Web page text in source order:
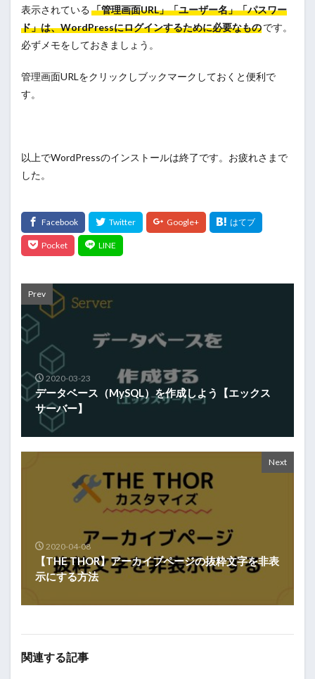
表示されている「管理画面URL」「ユーザー名」「パスワー
ド」は、WordPressにログインするために必要なものです。
必ずメモをしておきましょう。
管理画面URLをクリックしブックマークしておくと便利で
す。
以上でWordPressのインストールは終了です。お疲れさまで
した。
Prev
2020-03-23
データベース（MySQL）を作成しよう【エックス
サーバー】
Next
2020-04-08
【THE THOR】アーカイブページの抜粋文字を非表
示にする方法
関連する記事